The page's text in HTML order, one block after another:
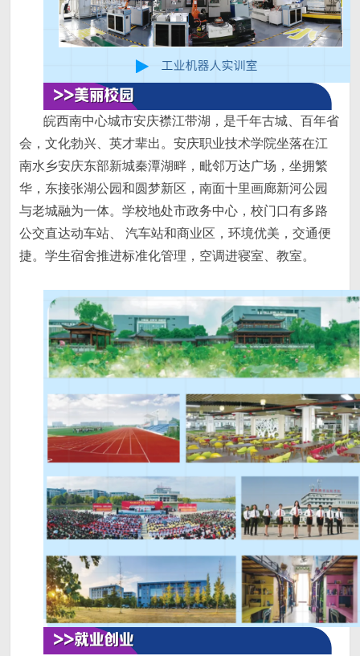
皖西南中心城市安庆襟江带湖，是千年古城、百年省
会，文化勃兴、英才辈出。安庆职业技术学院坐落在江
南水乡安庆东部新城秦潭湖畔，毗邻万达广场，坐拥繁
华，东接张湖公园和圆梦新区，南面十里画廊新河公园
与老城融为一体。学校地处市政务中心，校门口有多路
公交直达动车站、 汽车站和商业区，环境优美，交通便
捷。学生宿舍推进标准化管理，空调进寝室、教室。